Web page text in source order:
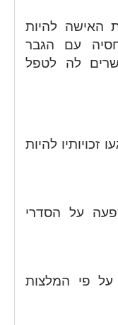
האישה להיות
עם הגבר
לה לטפל
להיות
על הסדרי
פי המלצות